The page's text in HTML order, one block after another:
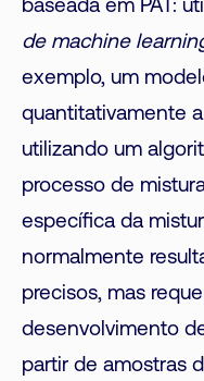
baseada em PAT:
de machine
exemplo, um
quantitativamente
utilizando um
processo de
específica da
normalmente
precisos, mas
desenvolvimento
partir de amostras